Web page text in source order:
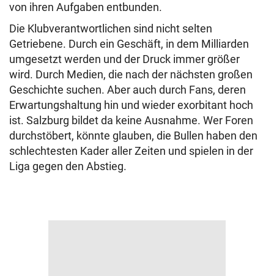
von ihren Aufgaben entbunden.
Die Klubverantwortlichen sind nicht selten
Getriebene. Durch ein Geschäft, in dem Milliarden
umgesetzt werden und der Druck immer größer
wird. Durch Medien, die nach der nächsten großen
Geschichte suchen. Aber auch durch Fans, deren
Erwartungshaltung hin und wieder exorbitant hoch
ist. Salzburg bildet da keine Ausnahme. Wer Foren
durchstöbert, könnte glauben, die Bullen haben den
schlechtesten Kader aller Zeiten und spielen in der
Liga gegen den Abstieg.